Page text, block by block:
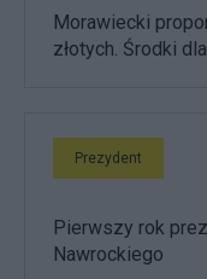
Morawiecki
złotych. Środki
Prezydent
Pierwszy rok
Nawrockiego